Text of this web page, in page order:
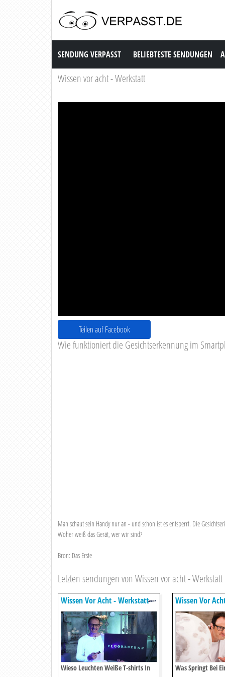
Sendung Verpasst
SENDUNG VERPASST BELIEBTESTE SENDUNGEN
Wissen vor acht - Werkstatt
Teilen auf Facebook
Wie funktioniert die Gesichtserkennung im
Man schaut sein Handy nur an - und schon ist es entsperrt. Die
Woher weiß das Gerät, wer wir sind?
Bron: Das Erste
Letzten sendungen von Wissen vor acht - Werkstatt
Wissen Vor Acht - Werkstatt
Wieso Leuchten Weiße T-shirts In
Wissen Vor
Was Springt Bei